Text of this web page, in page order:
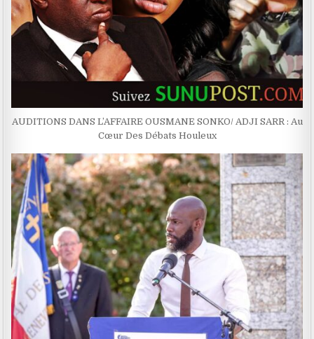
AUDITIONS DANS L’AFFAIRE OUSMANE SONKO/ ADJI SARR : Au
Cœur Des Débats Houleux